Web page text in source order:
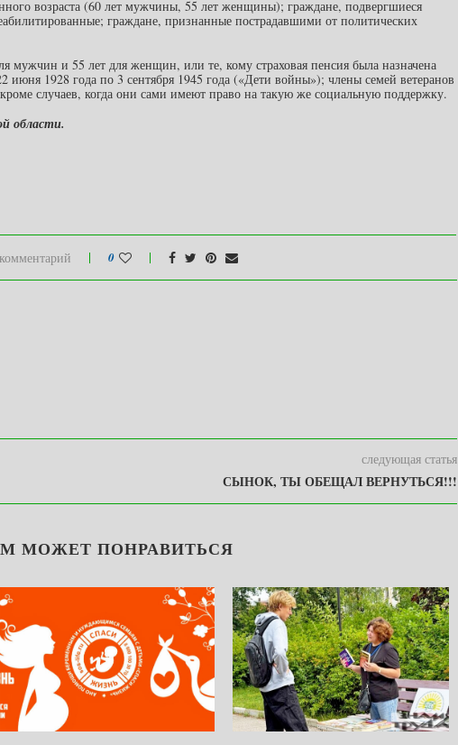
возраста (60 лет мужчины, 55 лет женщины); граждане, подвергшиеся
граждане, признанные пострадавшими от политических
мужчин и 55 лет для женщин, или те, кому страховая пенсия была назначена
июня 1928 года по 3 сентября 1945 года («Дети войны»); члены семей ветеранов
случаев, когда они сами имеют право на такую же социальную поддержку.
области.
0
следующая статья
СЫНОК, ТЫ ОБЕЩАЛ ВЕРНУТЬСЯ!!!
МОЖЕТ ПОНРАВИТЬСЯ